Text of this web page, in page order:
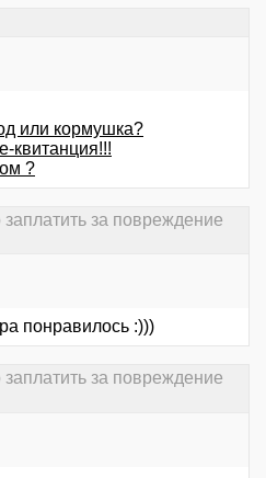
или кормушка?
квитанция!!!
?
за повреждение
понравилось :)))
за повреждение